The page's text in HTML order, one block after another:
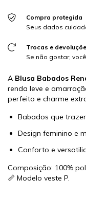
Compra protegida
Seus dados
Trocas e
Se não gostar,
A Blusa Babados
renda leve e
perfeito e charme
Babados que
Design feminino e
Conforto e
Composição: 100%
📏 Modelo veste P.